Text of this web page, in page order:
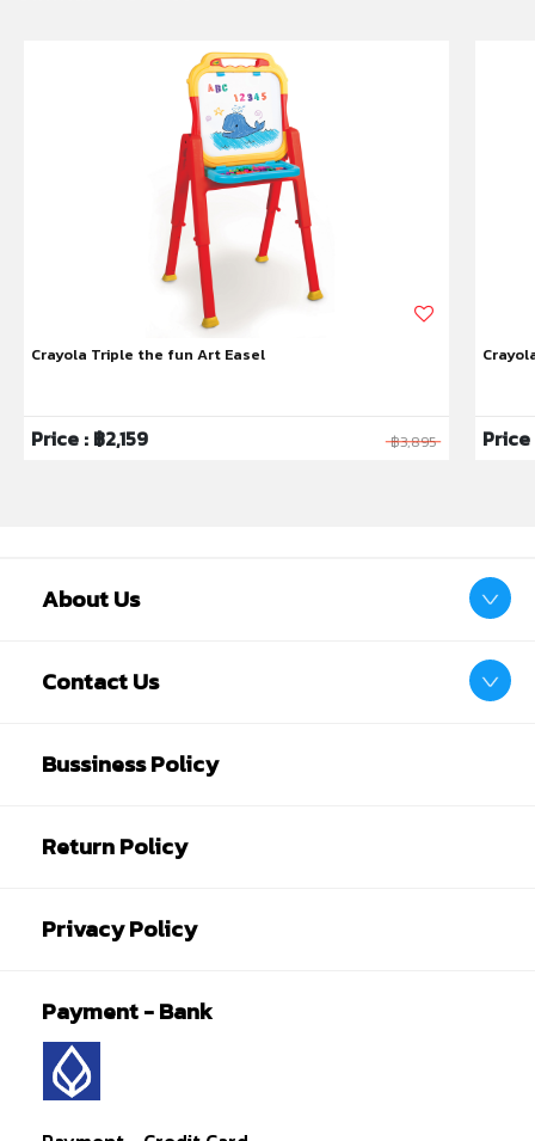
สินค้าอาจมีการเปลี่ยนแปลงลวดลาย สีสันบนผลิตภัณฑ์ หรือ
แพ็คเกจโดยร้านฯอาจไม่สามารถแจ้งให้ทราบล่วงหน้า และสี
ของผลิตภัณฑ์ที่แสดงบนเว็บไซต์อาจมีความแตกต่างกันจาก
การตั้งค่าการแสดงผลสีของแต่ละหน้าจอ
คำเตือน/ข้อห้าม:
ห้ามแยกชิ้นส่วนออกจากกัน ชิ้นส่วนมีขนาดเล็ก เด็กควรใช้
งานในการดูแลของผู้ปกครอง หรือผู้เชี่ยวชาญ ไม่นำเข้าจมูก
และขว้างปา
Crayola Triple the fun Art Easel
Price : ฿2,159 ฿3,895
About Us
Contact Us
Bussiness Policy
Return Policy
Privacy Policy
Payment - Bank